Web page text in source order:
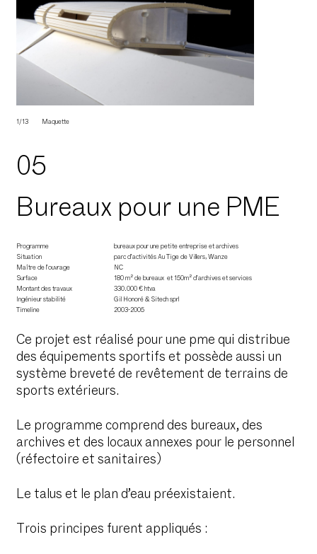
1/13 Maquette
05
Bureaux pour une PME
Programme
bureaux pour une petite entreprise et archives
Situation
parc d’activités Au Tige de Villers, Wanze
Maître de l’ouvrage
NC
Surface
180 m² de bureaux et 150m² d’archives et services
Montant des travaux
330.000 € htva
Ingénieur stabilité
Gil Honoré & Sitech sprl
Timeline
2003-2005
Ce projet est réalisé pour une pme qui distribue
des équipements sportifs et possède aussi un
système breveté de revêtement de terrains de
sports extérieurs.
Le programme comprend des bureaux, des
archives et des locaux annexes pour le personnel
(réfectoire et sanitaires)
Le talus et le plan d’eau préexistaient.
Trois principes furent appliqués :